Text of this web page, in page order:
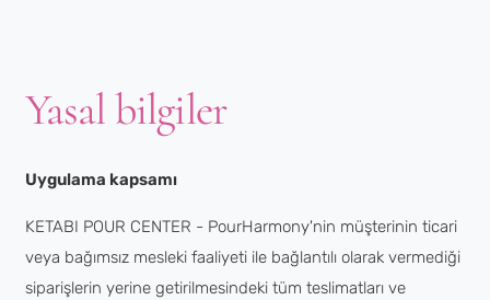
Yasal bilgiler
Uygulama kapsamı
KETABI POUR CENTER - PourHarmony'nin müşterinin ticari
veya bağımsız mesleki faaliyeti ile bağlantılı olarak vermediği
siparişlerin yerine getirilmesindeki tüm teslimatları ve